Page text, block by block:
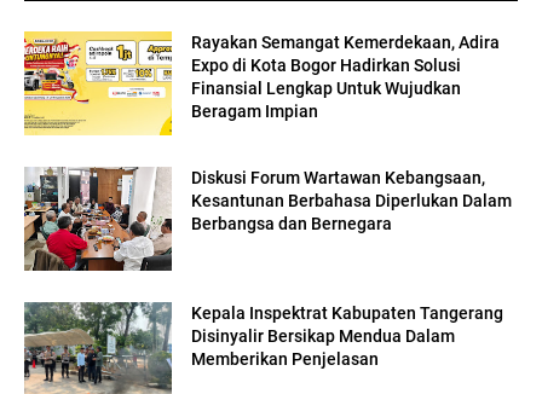
Rayakan Semangat Kemerdekaan, Adira
Expo di Kota Bogor Hadirkan Solusi
Finansial Lengkap Untuk Wujudkan
Beragam Impian
Diskusi Forum Wartawan Kebangsaan,
Kesantunan Berbahasa Diperlukan Dalam
Berbangsa dan Bernegara
Kepala Inspektrat Kabupaten Tangerang
Disinyalir Bersikap Mendua Dalam
Memberikan Penjelasan